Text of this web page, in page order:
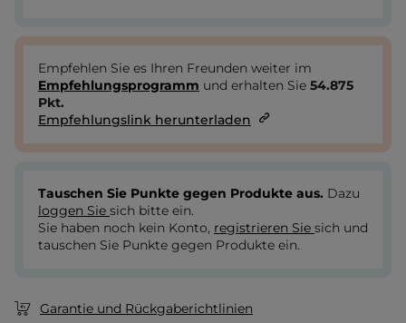
Empfehlen Sie es Ihren Freunden weiter im
Empfehlungsprogramm und erhalten Sie 54.875
Pkt.
Empfehlungslink herunterladen
Tauschen Sie Punkte gegen Produkte aus. Dazu
loggen Sie sich bitte ein.
Sie haben noch kein Konto, registrieren Sie sich und
tauschen Sie Punkte gegen Produkte ein.
Garantie und Rückgaberichtlinien